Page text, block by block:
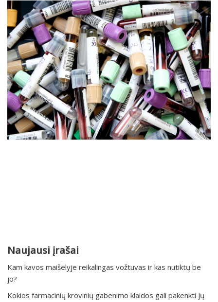
Naujausi įrašai
Kam kavos maišelyje reikalingas vožtuvas ir kas nutiktų be
jo?
Kokios farmacinių krovinių gabenimo klaidos gali pakenkti jų